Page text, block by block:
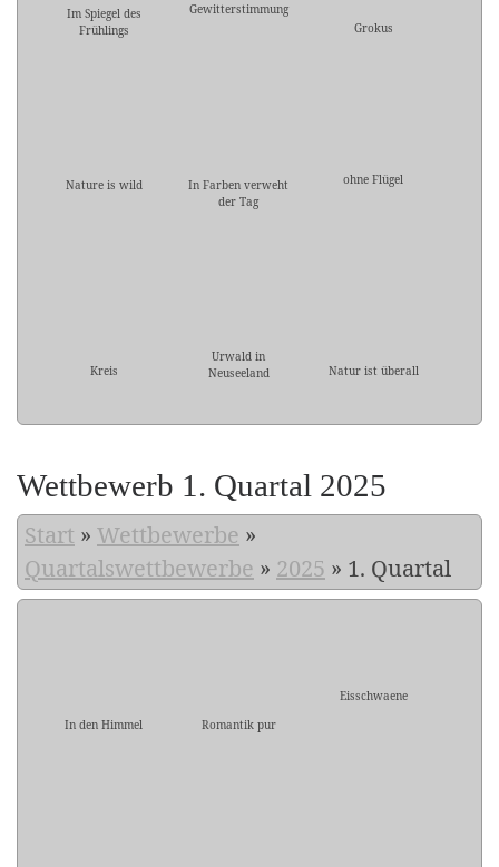
Im Spiegel des
Frühlings
Gewitterstimmung
Grokus
Nature is wild
In Farben verweht
der Tag
ohne Flügel
Kreis
Urwald in
Neuseeland
Natur ist überall
Wettbewerb 1. Quartal 2025
Start » Wettbewerbe »
Quartalswettbewerbe » 2025 » 1. Quartal
In den Himmel Romantik pur
Eisschwaene